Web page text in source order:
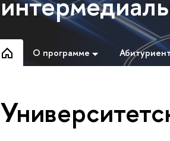
О программе